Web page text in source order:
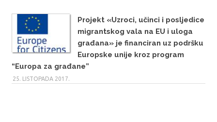
Projekt «Uzroci, učinci i posljedice
migrantskog vala na EU i uloga
građana» je financiran uz podršku
Europske unije kroz program
“Europa za građane”
25. LISTOPADA 2017.